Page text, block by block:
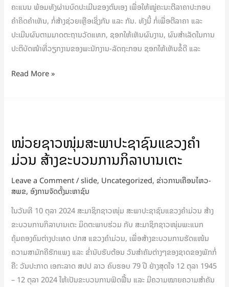
ຄະແນນ ພ້ອມທັງຜ່ານບົດປະເມີນຂອງຕົນເອງ ເພື່ອໃຫ້ໝູ່ຄະນະຕີລາຄາປະກອບ
ຄໍາຄິດຄໍາເຫັນ, ກໍ່ສ້າງຊ່ວຍເຫຼືອເຊິ່ງກັນ ແລະ ກັນ. ທັງນີ້ ກໍ່ເພື່ອຕີລາຄາ ແລະ
ປະເມີນຜົນຕາມມາດຕະຖານວັດແທກ, ຊອກໃຫ້ເຫັນຜົນງານ, ຜົນສຳເລັດໃນການ
ປະຕິບັດໜ້າທີ່ວຽກງານຂອງພະນັກງານ-ລັດຖະກອນ ຊອກໃຫ້ເຫັນຂໍ້ດີ ແລະ
Read More »
ໜ່ວຍຊາວໜຸ່ມສະພາປະຊາຊົນແຂວງຄໍາ
ມ່ວນ ສ້າງຂະບວນການກິລາບານເຕະ
Leave a Comment/slide, Uncategorized, ຂ່າວການເຄືອນໄຫວ-
ສພຂ, ອົງການຈັດຕັ້ງມະຫາຊົນ
ໃນວັນທີ 10 ຕຸລາ 2024 ສະມາຊິກຊາວໜຸ່ມ ສະພາປະຊາຊົນແຂວງຄໍາມ່ວນ ສ້າງ
ຂະບວນການກິລາບານເຕະ ມິດຕະພາບຮ່ວມ ກັບ ສະມາຊິກຊາວໜຸ່ມພະແນກ
ຄຸ້ມຄອງຄົນຕ່າງປະເທດ ປກສ ແຂວງຄໍາມ່ວນ, ເພື່ອສ້າງຂະບວນການຮັດແໜ້ນ
ຄວາມສາມັກຄີຮັກແພງ ແລະ ຂໍ່ານັບຮັບຕ້ອນ ວັນສຳຄັນຕ່າງໆຂອງຊາດຂອງພັກກໍ່
ຄື: ວັນປະກາດ ເອກະລາດ ສປປ ລາວ ຄົບຮອບ 79 ປີ ຢ່າງສຸດໃຈ 12 ຕຸລາ 1945
– 12 ຕຸລາ 2024 ໃຫ້ເປັນຂະບວນການຟົດຟື້ນ ແລະ ມີຄວາມໝາຍຄວາມສຳຄັນ
ສະພາ
ປະຊາຊົນ
ຄໍາ
ສ້າງ
ຂະບວນການ
ກິລາ
ບານເຕະ